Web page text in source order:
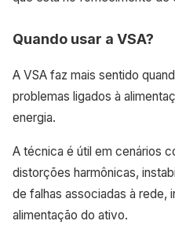
Quando usar a VSA?
A VSA faz mais sentido
problemas ligados à
energia.
A técnica é útil em cenários
distorções harmônicas,
de falhas associadas à rede,
alimentação do ativo.